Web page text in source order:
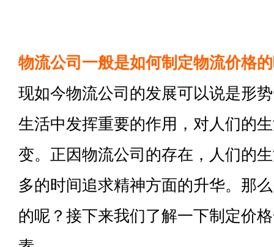
物流公司一般是如何制定物流价格
现如今物流公司的发展可以说是形
生活中发挥重要的作用，对人们的
变。正因物流公司的存在，人们的
多的时间追求精神方面的升华。那
的呢？接下来我们了解一下制定价